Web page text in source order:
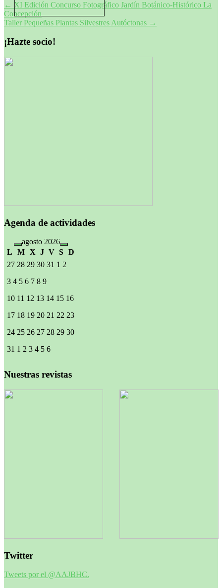
Navegación
de
entradas
← XI Edición Concurso Fotográfico Jardín Botánico-Histórico La
Concepción
Taller Pequeñas Plantas Silvestres Autóctonas →
¡Hazte socio!
Agenda de actividades
agosto 2026
L
M X J V S D
27 28 29 30 31 1 2
3 4 5 6 7 8 9
10 11 12 13 14 15 16
17 18 19 20 21 22 23
24 25 26 27 28 29 30
31 1 2 3 4 5 6
Nuestras revistas
Twitter
Tweets por el @AAJBHC.